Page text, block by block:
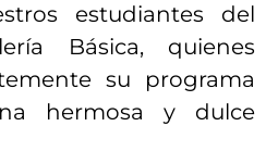
estudiantes del
Básica, quienes
su programa
hermosa y dulce